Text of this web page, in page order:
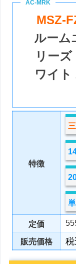
MSZ-
ルーム
リー
ワイト
特徴
定価
販売価格